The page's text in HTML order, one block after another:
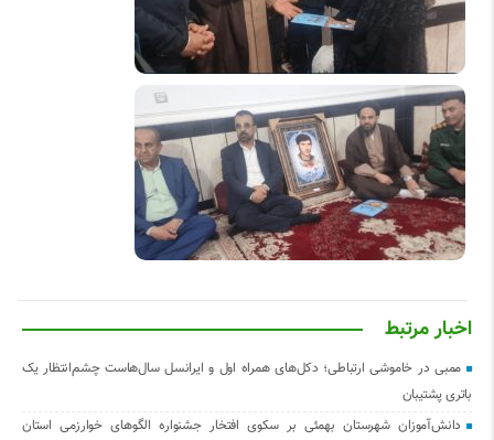
اخبار مرتبط
ممبی در خاموشی ارتباطی؛ دکل‌های همراه اول و ایرانسل سال‌هاست چشم‌انتظار یک
باتری پشتیبان
دانش‌آموزان شهرستان بهمئی بر سکوی افتخار جشنواره الگوهای خوارزمی استان